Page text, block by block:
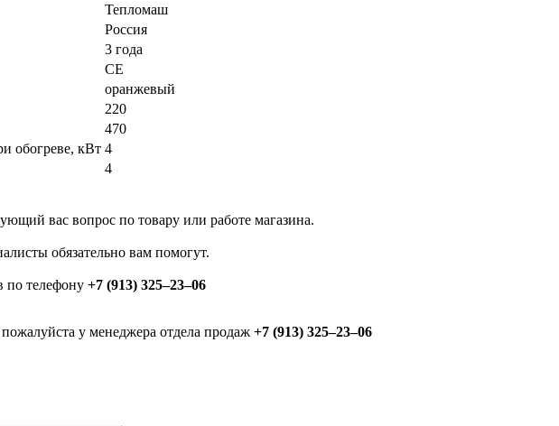
Тепломаш
Россия
3 года
СЕ
оранжевый
220
470
обогреве, кВт 4
4
вас вопрос по товару или работе магазина.
обязательно вам помогут.
по телефону +7 (913) 325‒23‒06
у менеджера отдела продаж +7 (913) 325‒23‒06